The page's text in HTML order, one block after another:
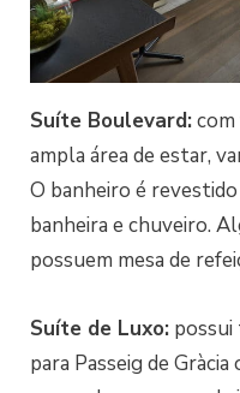
Suíte Boulevard:com
ampla área de estar,
O banheiro é
banheira e chuveiro.
possuem mesa de
Suíte de Luxo: possui
para Passeig de